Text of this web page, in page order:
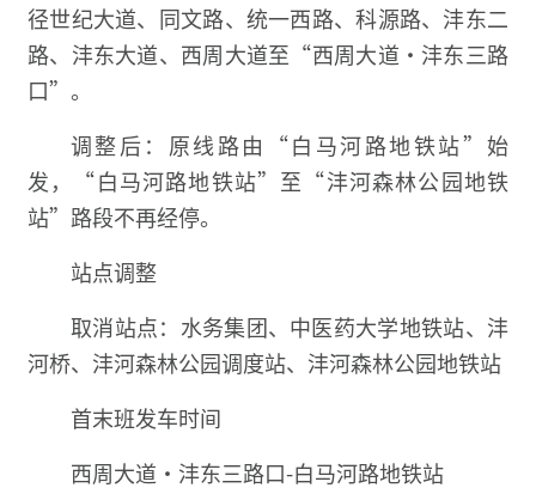
径世纪大道、同文路、统一西路、科源路、沣东二
路、沣东大道、西周大道至“西周大道·沣东三路
口”。
调整后：原线路由“白马河路地铁站”始
发，“白马河路地铁站”至“沣河森林公园地铁
站”路段不再经停。
站点调整
取消站点：水务集团、中医药大学地铁站、沣
河桥、沣河森林公园调度站、沣河森林公园地铁站
首末班发车时间
西周大道·沣东三路口-白马河路地铁站